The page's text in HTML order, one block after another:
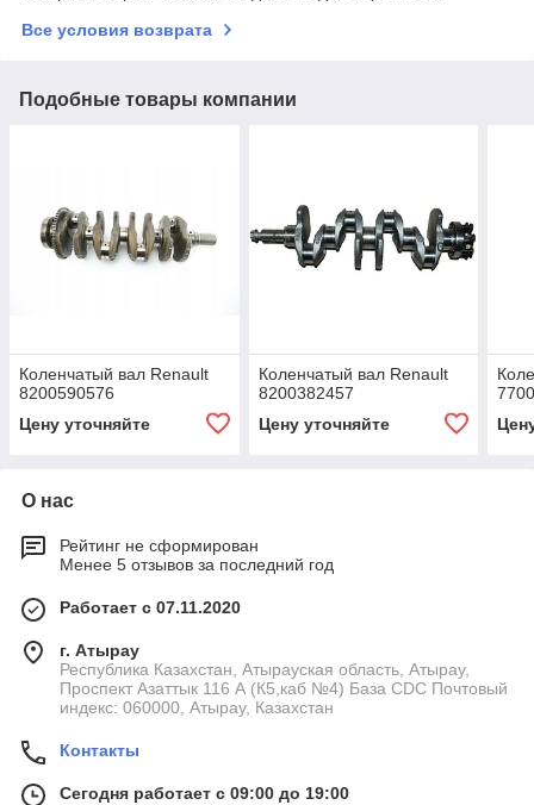
Все условия возврата
Подобные товары компании
Коленчатый вал Renault
8200590576
Цену уточняйте
Коленчатый вал Renault
8200382457
Цену уточняйте
О нас
Рейтинг не сформирован
Менее 5 отзывов за последний год
Работает с 07.11.2020
г. Атырау
Республика Казахстан, Атырауская область, Атырау,
Проспект Азаттык 116 А (К5,каб №4) База CDC Почтовый
индекс: 060000, Атырау, Казахстан
Контакты
Сегодня работает с 09:00 до 19:00